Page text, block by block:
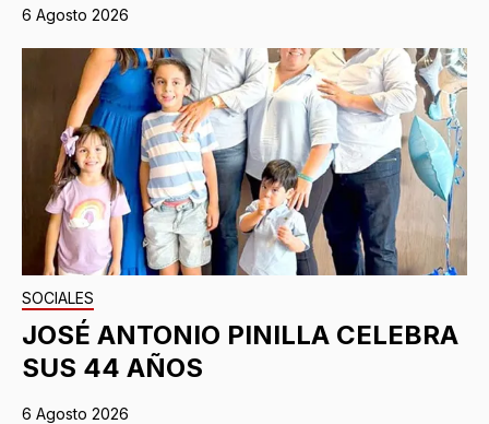
6 Agosto 2026
SOCIALES
JOSÉ ANTONIO PINILLA CELEBRA
SUS 44 AÑOS
6 Agosto 2026